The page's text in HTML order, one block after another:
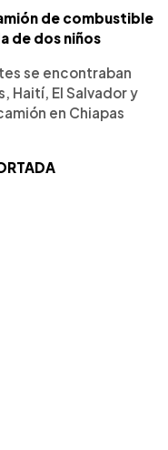
de combustible
de dos niños
se encontraban
Haití, El Salvador y
en Chiapas